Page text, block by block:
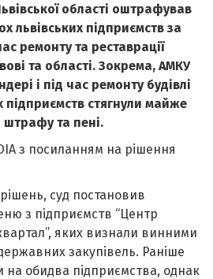
області оштрафував
львівських підприємств за
ремонту та реставрації
та області. Зокрема, АМКУ
і під час ремонту будівлі
підприємств стягнули майже
штрафу та пені.
з посиланням на рішення
суд постановив
з підприємств “Центр
яких визнали винними
закупівель. Раніше
обидва підприємства, однак